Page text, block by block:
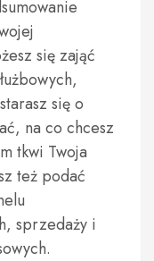
się zająć
się o
na co chcesz
tkwi Twoja
też podać
sprzedaży i